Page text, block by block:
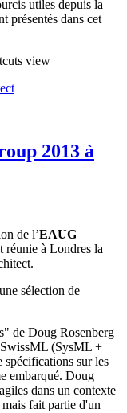
utiles depuis la
présentés dans cet
2013 à
de l’EAUG
réunie à Londres la
sélection de
de Doug Rosenberg
(SysML +
sur les
embarqué. Doug
dans un contexte
fait partie d'un